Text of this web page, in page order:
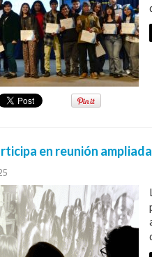
en reunión